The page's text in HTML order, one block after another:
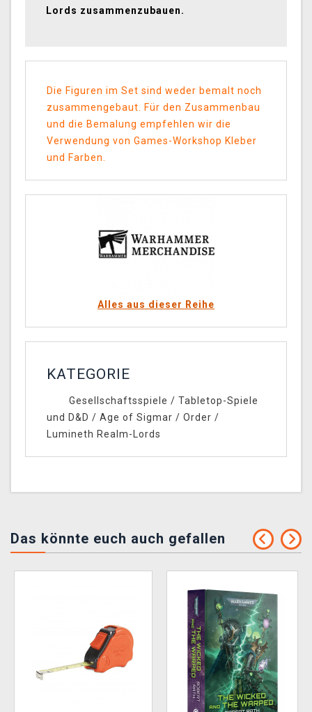
Lords zusammenzubauen.
Die Figuren im Set sind weder bemalt noch
zusammengebaut. Für den Zusammenbau
und die Bemalung empfehlen wir die
Verwendung von Games-Workshop Kleber
und Farben.
Alles aus dieser Reihe
KATEGORIE
Gesellschaftsspiele / Tabletop-Spiele
und D&D / Age of Sigmar / Order /
Lumineth Realm-Lords
Das könnte euch auch gefallen